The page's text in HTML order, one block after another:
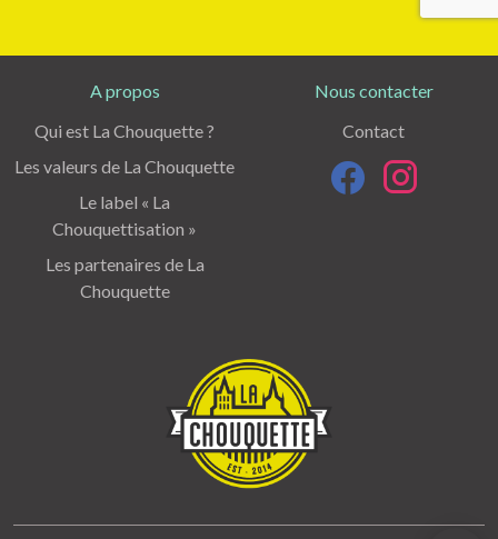
A propos
Qui est La Chouquette ?
Les valeurs de La Chouquette
Le label « La
Chouquettisation »
Les partenaires de La
Chouquette
Nous contacter
Contact